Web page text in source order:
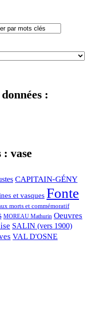
:
vase
CAPITAIN-GÉNY
et vasques Fonte
morts et commémoratif
MOREAU Mathurin Oeuvres
SALIN (vers 1900)
VAL D'OSNE